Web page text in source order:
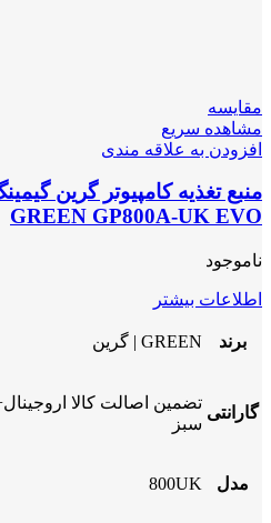
مقایسه
مشاهده سریع
افزودن به علاقه مندی
GREEN GP800A-UK EVO
ناموجود
اطلاعات بیشتر
برند GREEN | گرین
گارانتی
تضمین اصالت کالا
سبز
مدل 800UK